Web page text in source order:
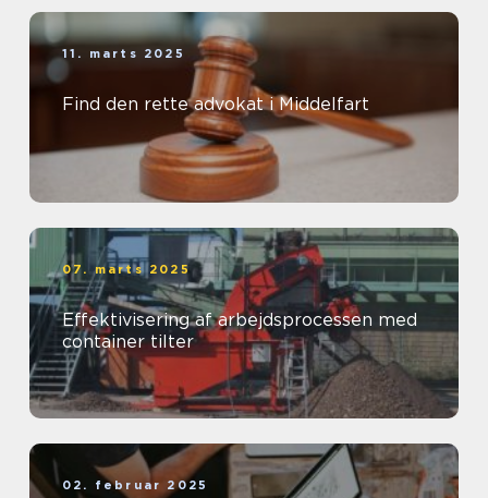
11. marts 2025
Find den rette advokat i Middelfart
07. marts 2025
Effektivisering af arbejdsprocessen med
container tilter
02. februar 2025